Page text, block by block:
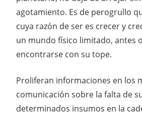
agotamiento. Es de perogrullo
cuya razón de ser es crecer y
un mundo físico limitado, antes
encontrarse con su tope.
Proliferan informaciones en los
comunicación sobre la falta de
determinados insumos en la